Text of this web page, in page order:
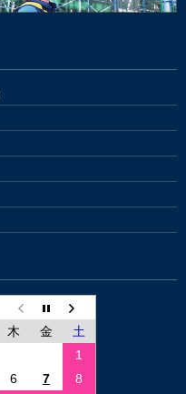
木 金
土
1
6 7 8